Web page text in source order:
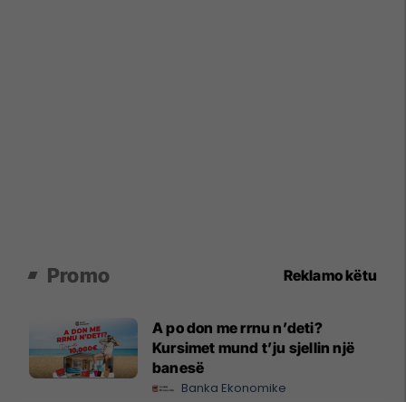
Promo Reklamo këtu
A po don me rrnu n’deti?
Kursimet mund t’ju sjellin një
banesë
Banka Ekonomike